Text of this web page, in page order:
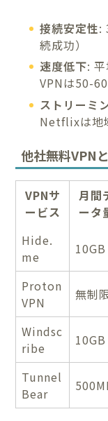
接続安定性:
続成功）
速度低下:
VPNは50-
ストリーミ
Netflixは地
他社無料VPN
VPNサ
ービス
月間
ータ
Hide.
me
10GB
Proton
VPN
無制
Windsc
ribe
10GB
Tunnel
Bear